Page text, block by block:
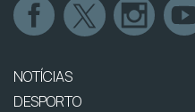
NOTÍCIAS
DESPORTO